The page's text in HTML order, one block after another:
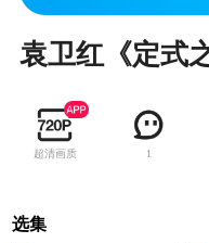
袁卫红《定式
超清画质 1
选集